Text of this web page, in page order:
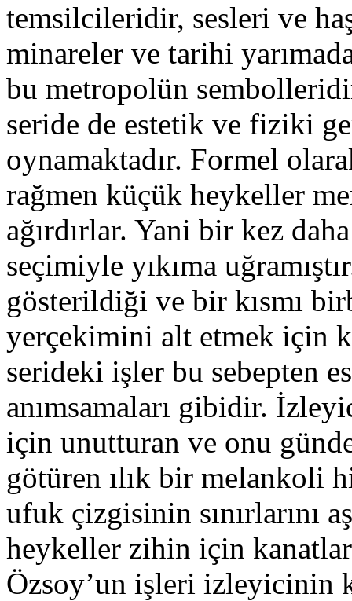
temsilcileridir, sesleri ve
minareler ve tarihi
bu metropolün
seride de estetik ve fiziki
oynamaktadır. Formel
rağmen küçük heykeller
ağırdırlar. Yani bir kez
seçimiyle yıkıma
gösterildiği ve bir kısmı
yerçekimini alt etmek için
serideki işler bu sebepten
anımsamaları gibidir.
için unutturan ve onu
götüren ılık bir melankoli
ufuk çizgisinin sınırlarını
heykeller zihin için
Özsoy’un işleri izleyicinin